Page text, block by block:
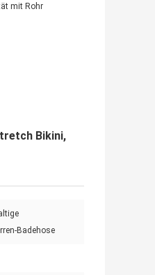
mit Rohr
Bikini,
Badehose